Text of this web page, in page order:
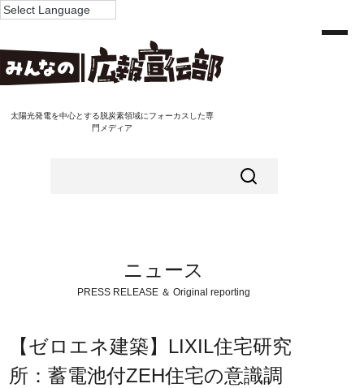
太陽光発電を中心とする脱炭素領域にフォーカスした専
門メディア
ニュース
PRESS RELEASE ＆ Original reporting
【ゼロエネ建築】LIXIL住宅研究
所：蓄電池付ZEH住宅の意識調